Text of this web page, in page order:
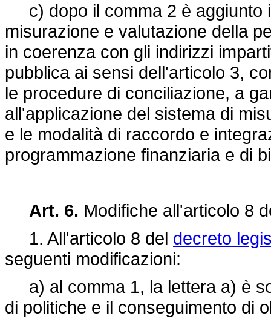
c) dopo il comma 2 è aggiunto
misurazione e valutazione della
in coerenza con gli indirizzi
pubblica ai sensi dell'articolo 3,
le procedure di conciliazione, a
all'applicazione del sistema di
e le modalità di raccordo e
programmazione finanziaria e di
Art. 6. Modifiche all'articolo 8
1. All'articolo 8 del decreto
seguenti modificazioni:
a) al comma 1, la lettera a) è
di politiche e il conseguimento di